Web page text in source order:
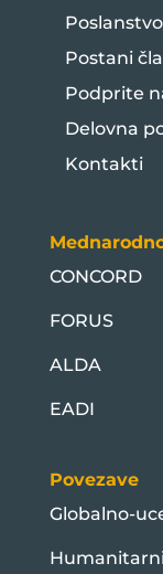
Postani
Podprite
Delovna
Kontakti
CONCORD
FORUS
ALDA
EADI
Povezave
Globalno-